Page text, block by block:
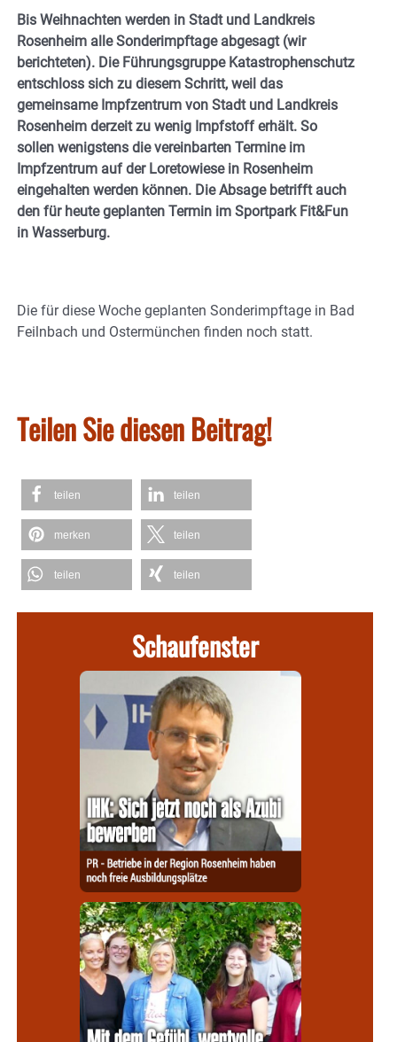
Bis Weihnachten werden in Stadt und Landkreis
Rosenheim alle Sonderimpftage abgesagt (wir
berichteten). Die Führungsgruppe Katastrophenschutz
entschloss sich zu diesem Schritt, weil das
gemeinsame Impfzentrum von Stadt und Landkreis
Rosenheim derzeit zu wenig Impfstoff erhält. So
sollen wenigstens die vereinbarten Termine im
Impfzentrum auf der Loretowiese in Rosenheim
eingehalten werden können. Die Absage betrifft auch
den für heute geplanten Termin im Sportpark Fit&Fun
in Wasserburg.
Die für diese Woche geplanten Sonderimpftage in Bad
Feilnbach und Ostermünchen finden noch statt.
Teilen Sie diesen Beitrag!
teilen teilen
merken teilen
teilen teilen
Schaufenster